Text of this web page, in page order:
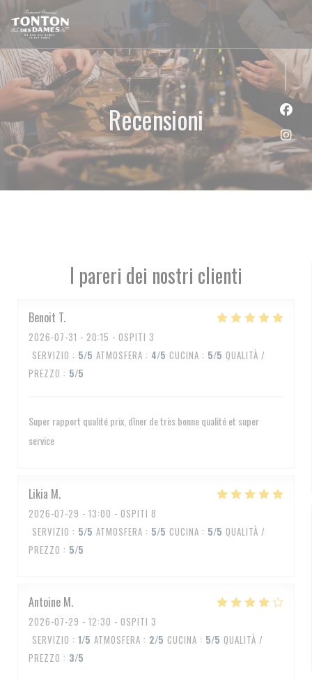
Personalizzazione delle tue scelte sui cookie
Recensioni
I pareri dei nostri clienti
Benoit T
2026-07-31 - 20:15 - OSPITI 3
SERVIZIO : 5/5 ATMOSFERA : 4/5 CUCINA : 5/5 QUALITÀ /
PREZZO : 5/5
Super rapport qualité prix, dîner de très bonne qualité et super
service
Likia M
2026-07-29 - 13:00 - OSPITI 8
SERVIZIO : 5/5 ATMOSFERA : 5/5 CUCINA : 5/5 QUALITÀ /
PREZZO : 5/5
Antoine M
2026-07-29 - 12:30 - OSPITI 3
SERVIZIO : 1/5 ATMOSFERA : 2/5 CUCINA : 5/5 QUALITÀ /
PREZZO : 3/5